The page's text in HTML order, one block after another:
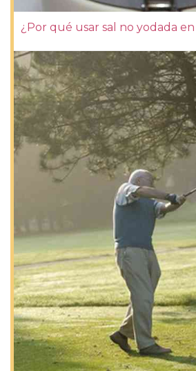
¿Por qué usar sal no yodada